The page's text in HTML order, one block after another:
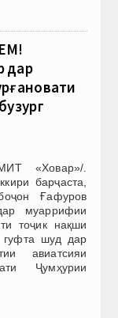
дар
«Ховар»/.
барҷаста,
Ғафуров
муаррифии
тоҷик нақши
гуфта шуд дар
авиатсияи
Ҷумҳурии